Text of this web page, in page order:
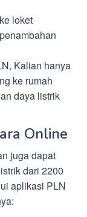
loket
Kalian hanya
ke rumah
daya listrik
Online
juga dapat
dari 2200
aplikasi PLN